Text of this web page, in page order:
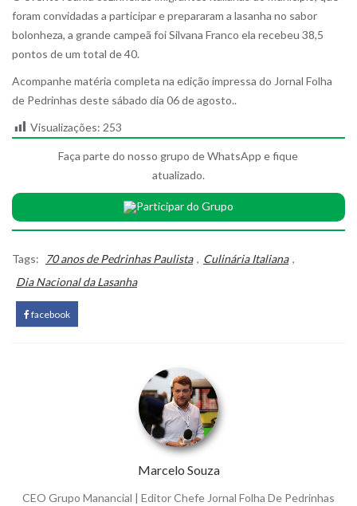
foram convidadas a participar e prepararam a lasanha no sabor
bolonheza, a grande campeã foi Silvana Franco ela recebeu 38,5
pontos de um total de 40.
Acompanhe matéria completa na edição impressa do Jornal Folha
de Pedrinhas deste sábado dia 06 de agosto..
Visualizações: 253
Faça parte do nosso grupo de WhatsApp e fique
atualizado.
Participar do Grupo
Tags: 70 anos de Pedrinhas Paulista , Culinária Italiana ,
Dia Nacional da Lasanha
facebook
Marcelo Souza
CEO Grupo Manancial | Editor Chefe Jornal Folha De Pedrinhas